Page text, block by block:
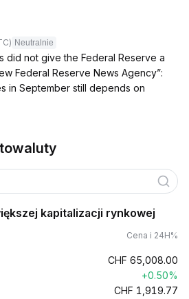
Neutralnie
did not give the Federal Reserve a
Federal Reserve News Agency”:
in September still depends on
kapitalizacji rynkowej
Cena i 24H%
CHF 65,008.00
+0.50%
CHF 1,919.77